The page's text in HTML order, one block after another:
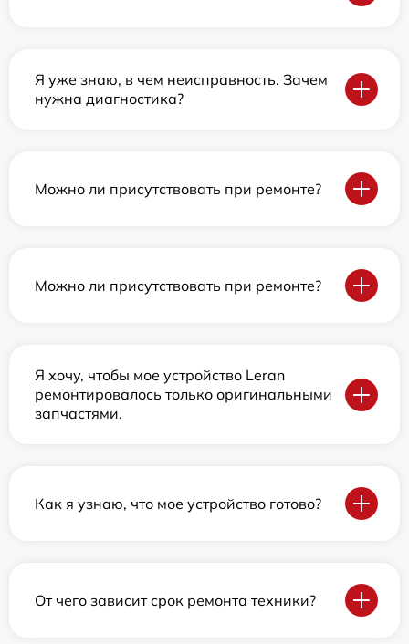
Я уже знаю, в чем неисправность. Зачем
нужна диагностика?
Можно ли присутствовать при ремонте?
Можно ли присутствовать при ремонте?
Я хочу, чтобы мое устройство Leran
ремонтировалось только оригинальными
запчастями.
Как я узнаю, что мое устройство готово?
От чего зависит срок ремонта техники?